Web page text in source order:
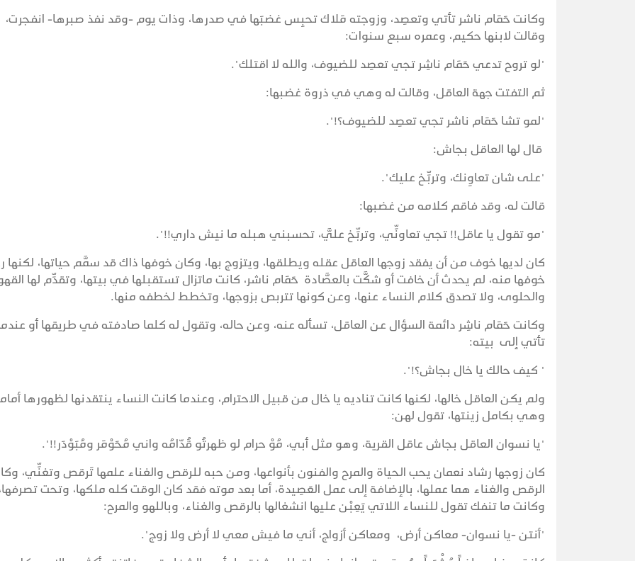
وكانت حَمَام ناشر تأتي وتعصِد، وزوجته مَلاك تحبِس غضبَها في صدرها، وذات يوم -وقد نفذ صبرها- انفجرت،
وقالت لابنها حكيم، وعمره سبع سنوات:
"لو تروح تدعي حَمَام ناشِر تجي تعصِد للضيوف، والله لا اقتلك".
ثم التفتت جهة العاقل، وقالت له وهي في ذروة غضبها:
"لمو تشا حَمَام ناشر تجي تعصِد للضيوف؟!".
قال لها العاقل بجاش:
"على شان تعاوِنك، وتربِّخ عليك".
قالت له، وقد فاقم كلامه من غضبها:
"مو تقول يا عاقل!! تجي تعاونِّي، وتربِّخ عليَّ، تحسبني هبله ما نيش داري!!".
كان لديها خوف من أن يفقد زوجها العاقل عقله ويطلقها، ويتزوج بها، وكان خوفها ذاك قد سمَّم حياتها، لكنها
خوفها منه، لم يحدث أن خافت أو شكَّت بالعصَّادة حَمَام ناشر، كانت ماتزال تستقبلها في بيتها، وتقدِّم لها
والحلوى، ولا تصدق كلام النساء عنها، وعن كونها تتربص بزوجها، وتخطط لخطفه منها.
وكانت حَمَام ناشِر دائمة السؤال عن العاقل، تسأله عنه، وعن حاله، وتقول له كلما صادفته في طريقها أو
تأتي إلى بيته:
" كيف حالك يا خال بجاش؟!".
ولم يكن العاقل خالها، لكنها كانت تناديه يا خال من قبيل الاحترام، وعندما كانت النساء ينتقدنها لظهورها
وهي بكامل زينتها، تقول لهن:
"يا نسوان العاقل بجاش عاقل القرية، وهو مثل أبي، مُوْ حرام لو ظهرتُو قُدّامُه واني مُحَوْمَر ومُبَوْدَر!!".
كان زوجها رشاد نعمان يحب الحياة والمرح والفنون بأنواعها، ومن حبه للرقص والغناء علمها تَرقص وتغنِّي،
الرقص والغناء هما عملها، بالإضافة إلى عمل العَصِيدة، أما بعد موته فقد كان الوقت كله ملكها، وتحت تصرفها،
وكانت ما تنفك تقول للنساء اللاتي يَعِبْن عليها انشغالها بالرقص والغناء، وباللهو والمرح:
"أنتن -يا نسوان- معاكن أرض، ومعاكن أزواج، أني ما فيش معي لا أرض ولا زوج".